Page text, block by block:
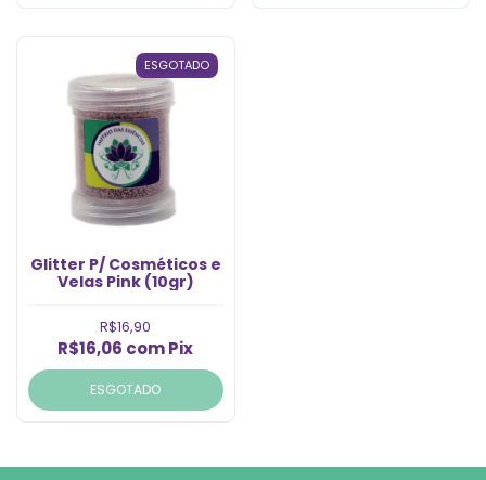
ESGOTADO
Glitter P/ Cosméticos e
Velas Pink (10gr)
R$16,90
R$16,06 comPix
ESGOTADO